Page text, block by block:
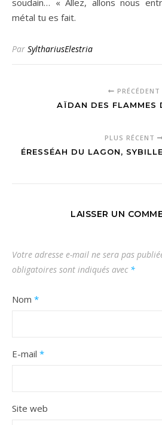
métal tu es fait.
Par SylthariusElestria
PRÉCÉDENT
AÏDAN DES FLAMMES
PLUS RÉCENT
ÉRESSÉAH DU LAGON,
LAISSER UN
Votre adresse e-mail ne sera pas
obligatoires sont indiqués avec *
Nom *
E-mail *
Site web